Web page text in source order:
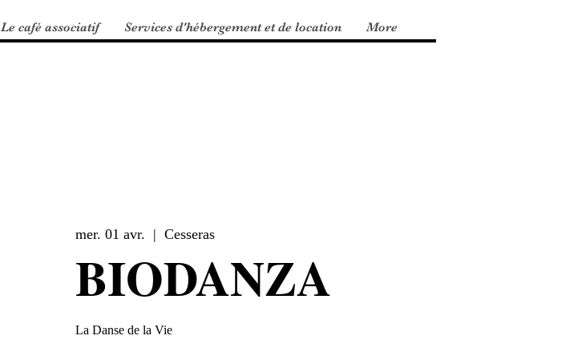
Le café associatif Services d'hébergement et de location More
mer. 01 avr.
  |
Cesseras
BIODANZA
La Danse de la Vie